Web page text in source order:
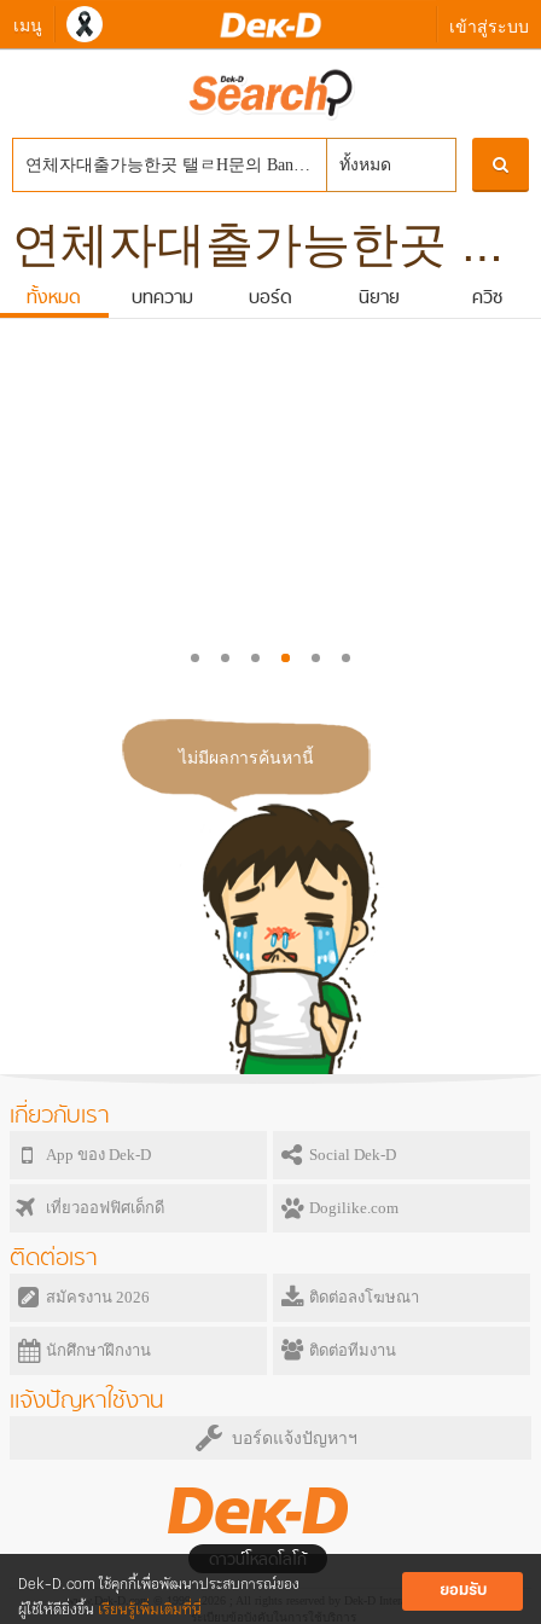
เมนู เข้าสู่ระบบ
Dek-D.com ใช้คุกกี้เพื่อพัฒนาประสบการณ์ของ
ผู้ใช้ให้ดียิ่งขึ้น เรียนรู้เพิ่มเติมที่นี่
ยอมรับ
ทั้งหมด
연체자대출가능한곳 탤ㄹH문의 Banonpi 바넌피선불유심내구제 평창군24시간당일소액급전대출 10만원급전빌리기 선불유심개통매입
ทั้งหมด บทความ บอร์ด นิยาย ควิซ
ไม่มีผลการค้นหานี้
เกี่ยวกับเรา
App ของ Dek-D Social Dek-D
เที่ยวออฟฟิศเด็กดี Dogilike.com
ติดต่อเรา
สมัครงาน 2026 ติดต่อลงโฆษณา
นักศึกษาฝึกงาน ติดต่อทีมงาน
แจ้งปัญหาใช้งาน
บอร์ดแจ้งปัญหาฯ
ดาวน์โหลดโลโก้
www.Dek-D.com © 1999 - 2026 ; All rights reserved by Dek-D Interactive Co.,Ltd.
ระเบียบข้อบังคับในการใช้บริการ